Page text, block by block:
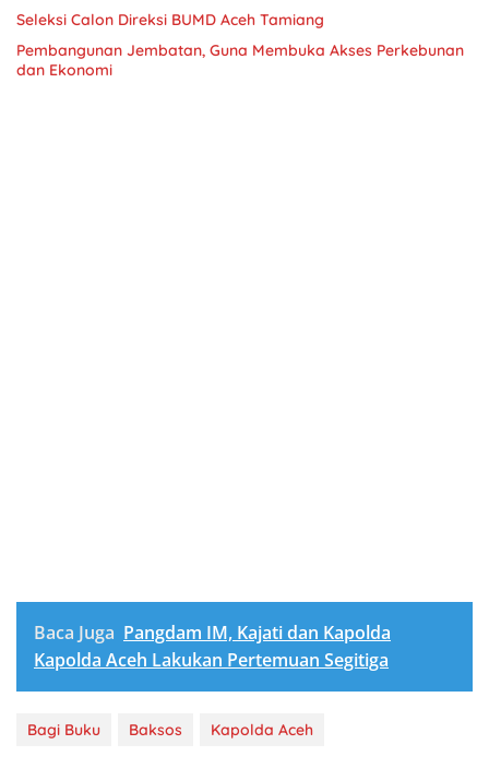
Seleksi Calon Direksi BUMD Aceh Tamiang
Pembangunan Jembatan, Guna Membuka Akses Perkebunan
dan Ekonomi
Baca Juga Pangdam IM, Kajati dan Kapolda
Kapolda Aceh Lakukan Pertemuan Segitiga
Bagi Buku Baksos Kapolda Aceh